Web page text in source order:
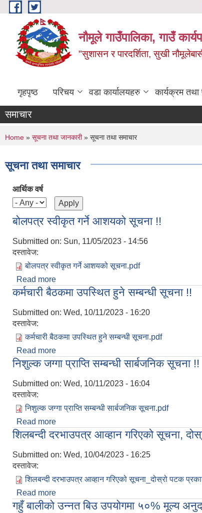
Skip to main content
नौमूले गाउँपालिका, गाउँ
"सुशासन र पारदर्शिता, सुखी
गृहपृष्ठ परिचय वडा कार्यालयहरु कार्यक्रम तथा
समाचार
You are here
Home » सूचना तथा जानकारी» सूचना तथा समाचार
सूचना तथा समाचार
आर्थिक वर्ष
बोलपत्र स्वीकृत गर्ने आशयको सूचना !!
Submitted on: Sun, 11/05/2023 - 14:56
दस्तावेज:
बोलपत्र स्वीकृत गर्ने आशयको सूचना.pdf
Read more
कर्मचारी बैठकमा उपस्थित हुने सम्बन्धी सूचना !!
Submitted on: Wed, 10/11/2023 - 16:20
दस्तावेज:
कर्मचारी बैठकमा उपस्थित हुने सम्बन्धी सूचना.pdf
Read more
निशुल्क जग्गा प्राप्ति सम्बन्धी सार्बजनिक सूचना !!
Submitted on: Wed, 10/11/2023 - 16:04
दस्तावेज:
निशुल्क जग्गा प्राप्ति सम्बन्धी सार्बजनिक सूचना.pdf
Read more
शिलबन्दी दरभाउपत्र आव्हान गरिएको सूचना,
Submitted on: Wed, 10/04/2023 - 16:25
दस्तावेज:
शिलबन्दी दरभाउपत्र आव्हान गरिएको सूचना_दोस्रो पटक
Read more
गहुँ बालीको उन्नत बिउ उपयोगमा ५०% मूल्य